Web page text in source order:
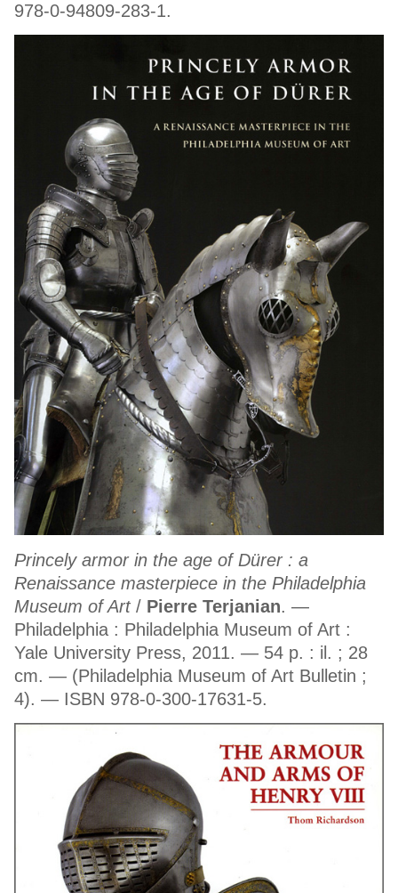
978-0-94809-283-1.
Princely armor in the age of Dürer : a
Renaissance masterpiece in the Philadelphia
Museum of Art/ Pierre Terjanian. —
Philadelphia : Philadelphia Museum of Art :
Yale University Press, 2011. — 54 p. : il. ; 28
cm. — (Philadelphia Museum of Art Bulletin ;
4). — ISBN 978-0-300-17631-5.